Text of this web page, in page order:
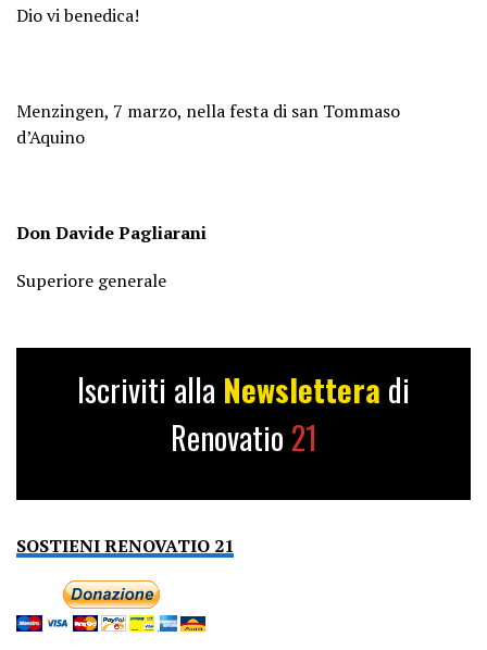
Dio vi benedica!
Menzingen, 7 marzo, nella festa di san Tommaso
d’Aquino
Don Davide Pagliarani
Superiore generale
Iscriviti alla Newslettera di
Renovatio 21
SOSTIENI RENOVATIO 21